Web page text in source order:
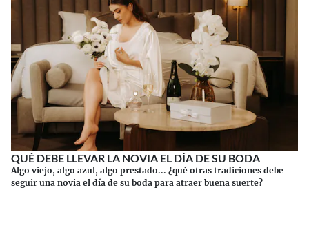
QUÉ DEBE LLEVAR LA NOVIA EL DÍA DE SU BODA
Algo viejo, algo azul, algo prestado... ¿qué otras tradiciones debe
seguir una novia el día de su boda para atraer buena suerte?